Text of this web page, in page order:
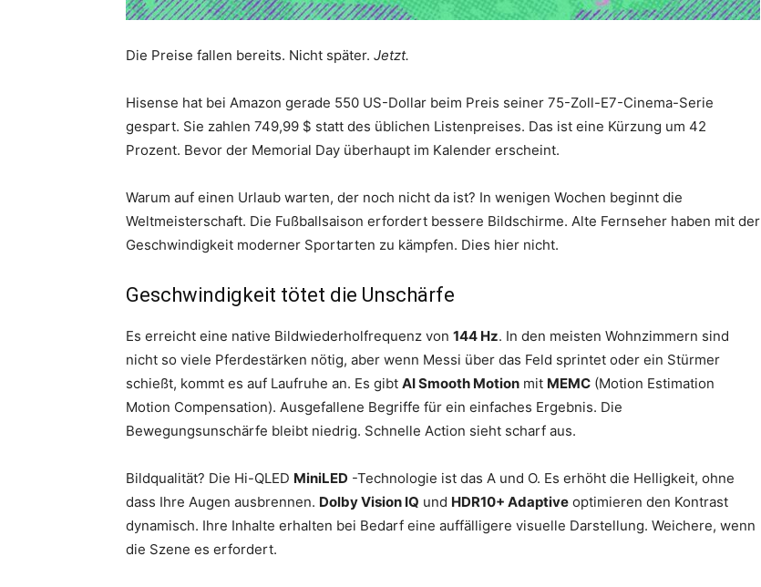
Die Preise fallen bereits. Nicht später. Jetzt.
Hisense hat bei Amazon gerade 550 US-Dollar beim Preis seiner 75-Zoll-E7-Cinema-Serie
gespart. Sie zahlen 749,99 $ statt des üblichen Listenpreises. Das ist eine Kürzung um 42
Prozent. Bevor der Memorial Day überhaupt im Kalender erscheint.
Warum auf einen Urlaub warten, der noch nicht da ist? In wenigen Wochen beginnt die
Weltmeisterschaft. Die Fußballsaison erfordert bessere Bildschirme. Alte Fernseher haben mit der
Geschwindigkeit moderner Sportarten zu kämpfen. Dies hier nicht.
Geschwindigkeit tötet die Unschärfe
Es erreicht eine native Bildwiederholfrequenz von 144 Hz. In den meisten Wohnzimmern sind
nicht so viele Pferdestärken nötig, aber wenn Messi über das Feld sprintet oder ein Stürmer
schießt, kommt es auf Laufruhe an. Es gibt AI Smooth Motion mit MEMC (Motion Estimation
Motion Compensation). Ausgefallene Begriffe für ein einfaches Ergebnis. Die
Bewegungsunschärfe bleibt niedrig. Schnelle Action sieht scharf aus.
Bildqualität? Die Hi-QLED MiniLED -Technologie ist das A und O. Es erhöht die Helligkeit, ohne
dass Ihre Augen ausbrennen. Dolby Vision IQ und HDR10+ Adaptive optimieren den Kontrast
dynamisch. Ihre Inhalte erhalten bei Bedarf eine auffälligere visuelle Darstellung. Weichere, wenn
die Szene es erfordert.